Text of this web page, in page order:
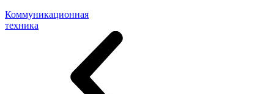
Коммуникационная
техника